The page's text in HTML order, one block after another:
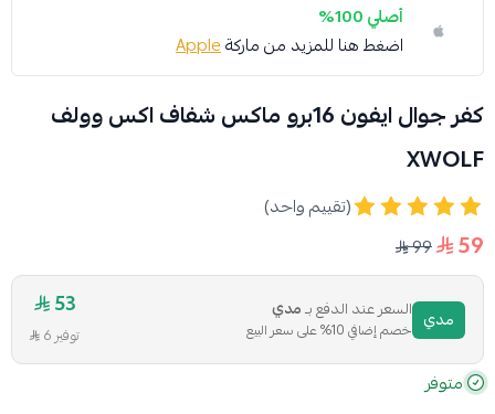
أصلي 100%
اضغط هنا للمزيد من ماركةApple
كفر جوال ايفون 16برو ماكس شفاف اكس وولف
XWOLF
(تقييم واحد)
59
99
مدي السعر عند الدفع بـمدي
خصم إضافي 10% على سعر البيع
53
توفير 6
متوفر